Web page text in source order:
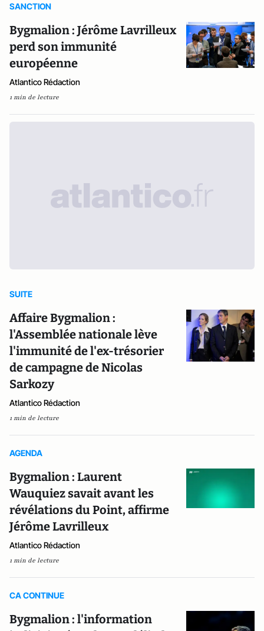
SANCTION
Bygmalion : Jérôme Lavrilleux
perd son immunité
européenne
Atlantico Rédaction
1 min de lecture
SUITE
Affaire Bygmalion :
l'Assemblée nationale lève
l'immunité de l'ex-trésorier
de campagne de Nicolas
Sarkozy
Atlantico Rédaction
1 min de lecture
AGENDA
Bygmalion : Laurent
Wauquiez savait avant les
révélations du Point, affirme
Jérôme Lavrilleux
Atlantico Rédaction
1 min de lecture
CA CONTINUE
Bygmalion : l'information